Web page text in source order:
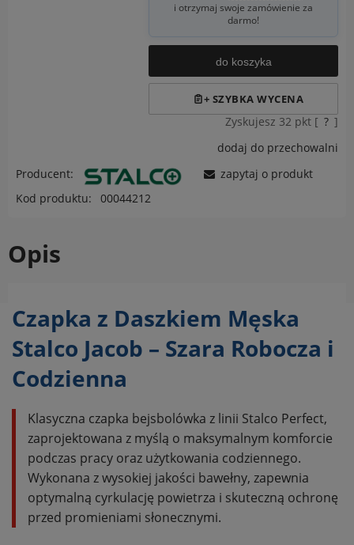
i otrzymaj swoje zamówienie za
darmo!
do koszyka
Zyskujesz 32 pkt [ ? ]
dodaj do przechowalni
Producent:
Kod produktu:
00044212
zapytaj o produkt
Opis
Czapka z Daszkiem Męska
Stalco Jacob – Szara Robocza i
Codzienna
Klasyczna czapka bejsbolówka z linii Stalco Perfect,
zaprojektowana z myślą o maksymalnym komforcie
podczas pracy oraz użytkowania codziennego.
Wykonana z wysokiej jakości bawełny, zapewnia
optymalną cyrkulację powietrza i skuteczną ochronę
przed promieniami słonecznymi.